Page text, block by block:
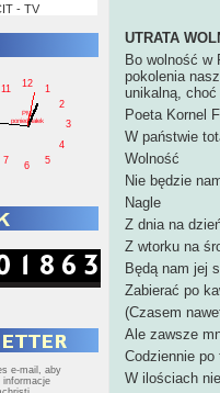
- TV
1
2
3
4
5
6
7
11
12
PM
poniedziałek
e-mail, aby
informacje
UTRATA
Bo wolność w
pokolenia
unikalną,
Poeta Kornel
W państwie
Wolność
Nie będzie
Nagle
Z dnia na
Z wtorku na
Będą nam jej
Zabierać po
(Czasem
Ale zawsze
Codziennie po
W ilościach